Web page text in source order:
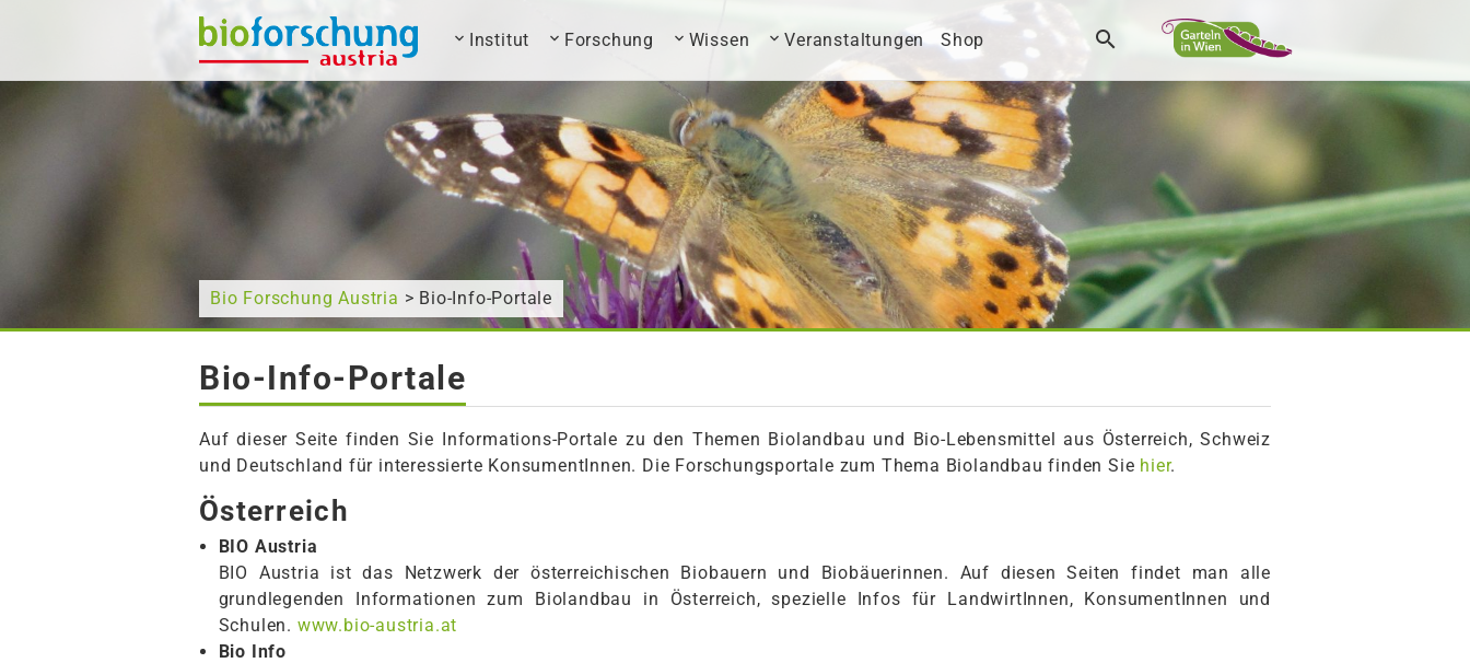
Wonach suchen Sie? Institut Forschung Wissen Veranstaltungen Shop
Bio Forschung Austria > Bio-Info-Portale
Bio-Info-Portale
Auf dieser Seite finden Sie Informations-Portale zu den Themen Biolandbau und Bio-Lebensmittel aus Österreich, Schweiz
und Deutschland für interessierte KonsumentInnen. Die Forschungsportale zum Thema Biolandbau finden Sie hier.
Österreich
BIO Austria
BIO Austria ist das Netzwerk der österreichischen Biobauern und Biobäuerinnen. Auf diesen Seiten findet man alle
grundlegenden Informationen zum Biolandbau in Österreich, spezielle Infos für LandwirtInnen, KonsumentInnen und
Schulen. www.bio-austria.at
Bio Info